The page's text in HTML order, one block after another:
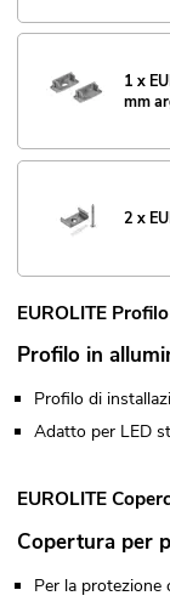
1 x
mm
2 x
EUROLITE
Profilo in
Profilo di
Adatto per LED
EUROLITE
Copertura per
Per la